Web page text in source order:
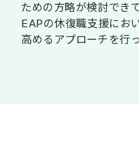
ための方略が検討でき
EAPの休復職支援にお
高めるアプローチを行